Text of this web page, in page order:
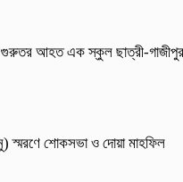
গুরুতর আহত এক স্কুল ছাত্রী-গাজীপুর
স্মরণে শোকসভা ও দোয়া মাহফিল